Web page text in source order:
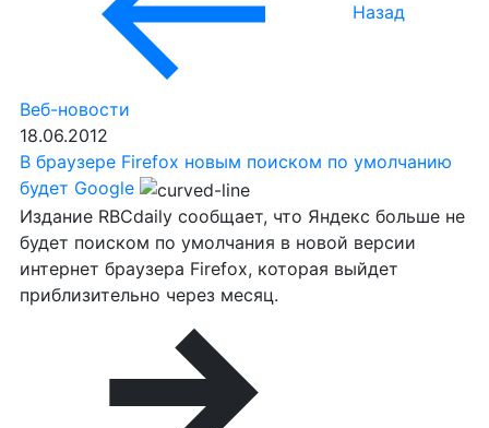
Назад
Веб-новости
18.06.2012
В браузере Firefox новым поиском по умолчанию
будет Google
Издание RBCdaily сообщает, что Яндекс больше не
будет поиском по умолчания в новой версии
интернет браузера Firefox, которая выйдет
приблизительно через месяц.